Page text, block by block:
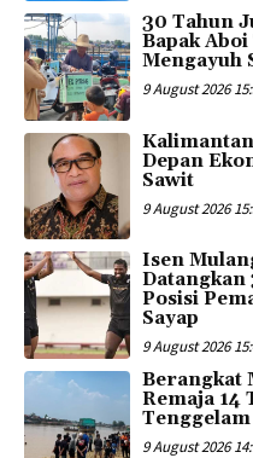
30 Tahun
Bapak
Mengayuh
9 August 2026
Depan
Sawit
9 August 2026
Isen
Datangkan
Posisi
Sayap
9 August 2026
Berangkat
Remaja 14
9 August 2026